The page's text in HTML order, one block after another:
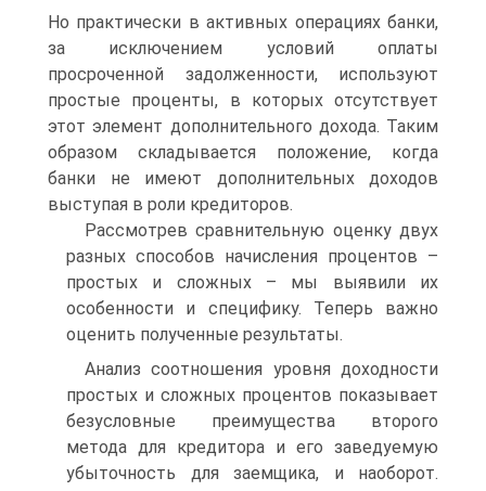
Но практически в активных операциях банки,
за исключением условий оплаты
просроченной задолженности, используют
простые проценты, в которых отсутствует
этот элемент дополнительного дохода. Таким
образом складывается положение, когда
банки не имеют дополнительных доходов
выступая в роли кредиторов.
Рассмотрев сравнительную оценку двух
разных способов начисления процентов –
простых и сложных – мы выявили их
особенности и специфику. Теперь важно
оценить полученные результаты.
Анализ соотношения уровня доходности
простых и сложных процентов показывает
безусловные преимущества второго
метода для кредитора и его заведуемую
убыточность для заемщика, и наоборот.